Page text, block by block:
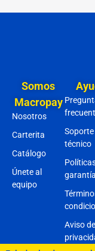
Somos
Macropay
Nosotros
Carterita
Catálogo
Únete al
equipo
Soporte
técnico
garantía
Aviso de